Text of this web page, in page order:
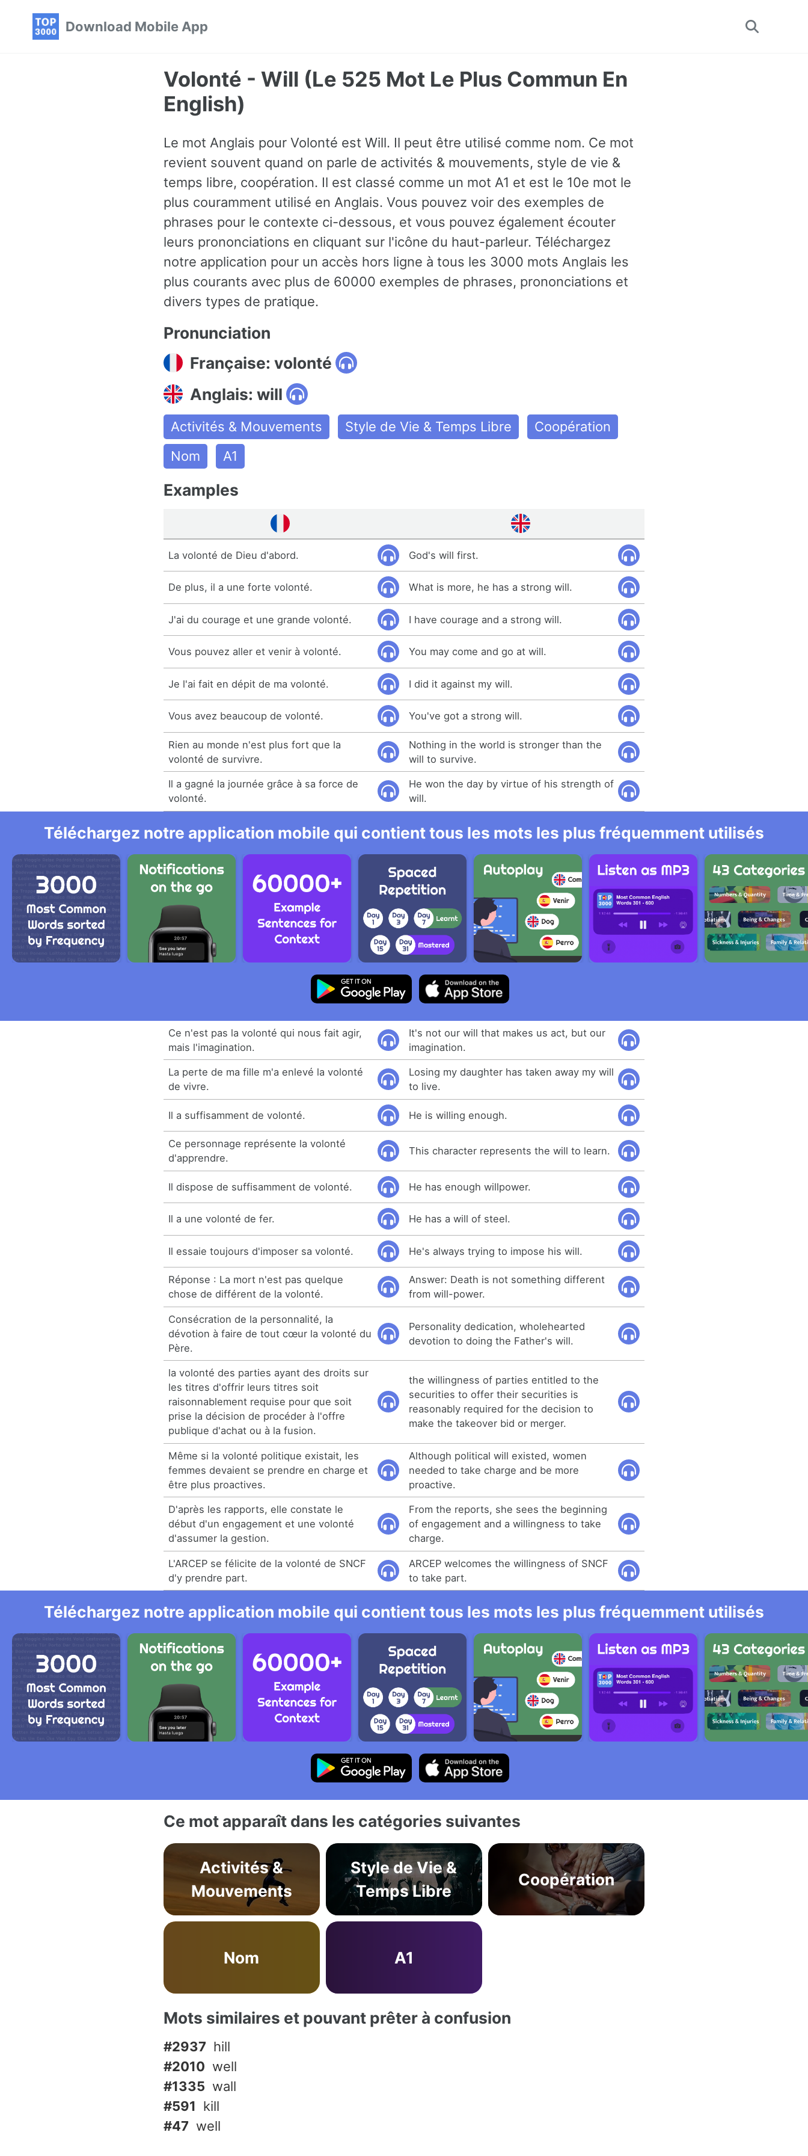
Download Mobile App
Toggle
Volonté - Will (Le 525 Mot Le Plus Commun En
English)
Le mot Anglais pour Volonté est Will. Il peut être utilisé comme nom. Ce mot
revient souvent quand on parle de activités & mouvements, style de vie &
temps libre, coopération. Il est classé comme un mot A1 et est le 10e mot le
plus couramment utilisé en Anglais. Vous pouvez voir des exemples de
phrases pour le contexte ci-dessous, et vous pouvez également écouter
leurs prononciations en cliquant sur l'icône du haut-parleur. Téléchargez
notre application pour un accès hors ligne à tous les 3000 mots Anglais les
plus courants avec plus de 60000 exemples de phrases, prononciations et
divers types de pratique.
Pronunciation
Française: volonté
Anglais: will
Activités & Mouvements Style de Vie & Temps Libre
Coopération
Nom
A1
Examples
La volonté de Dieu d'abord. God's will first.
De plus, il a une forte volonté. What is more, he has a strong will.
J'ai du courage et une grande volonté. I have courage and a strong will.
Vous pouvez aller et venir à volonté. You may come and go at will.
Je l'ai fait en dépit de ma volonté. I did it against my will.
Vous avez beaucoup de volonté. You've got a strong will.
Rien au monde n'est plus fort que la
volonté de survivre.
Nothing in the world is stronger than the
will to survive.
Il a gagné la journée grâce à sa force de
volonté.
He won the day by virtue of his strength of
will.
Téléchargez notre application mobile qui contient tous les mots les plus fréquemment utilisés
Ce n'est pas la volonté qui nous fait agir,
mais l'imagination.
It's not our will that makes us act, but our
imagination.
La perte de ma fille m'a enlevé la volonté
de vivre.
Losing my daughter has taken away my will
to live.
Il a suffisamment de volonté. He is willing enough.
Ce personnage représente la volonté
d'apprendre.
This character represents the will to learn.
Il dispose de suffisamment de volonté. He has enough willpower.
Il a une volonté de fer. He has a will of steel.
Il essaie toujours d'imposer sa volonté. He's always trying to impose his will.
Réponse : La mort n'est pas quelque
chose de différent de la volonté.
Answer: Death is not something different
from will-power.
Consécration de la personnalité, la
dévotion à faire de tout cœur la volonté du
Père.
Personality dedication, wholehearted
devotion to doing the Father's will.
la volonté des parties ayant des droits sur
les titres d'offrir leurs titres soit
raisonnablement requise pour que soit
prise la décision de procéder à l'offre
publique d'achat ou à la fusion.
the willingness of parties entitled to the
securities to offer their securities is
reasonably required for the decision to
make the takeover bid or merger.
Même si la volonté politique existait, les
femmes devaient se prendre en charge et
être plus proactives.
Although political will existed, women
needed to take charge and be more
proactive.
D'après les rapports, elle constate le
début d'un engagement et une volonté
d'assumer la gestion.
From the reports, she sees the beginning
of engagement and a willingness to take
charge.
L'ARCEP se félicite de la volonté de SNCF
d'y prendre part.
ARCEP welcomes the willingness of SNCF
to take part.
Téléchargez notre application mobile qui contient tous les mots les plus fréquemment utilisés
Ce mot apparaît dans les catégories suivantes
Activités &
Mouvements
Style de Vie &
Temps Libre
Coopération
Nom A1
Mots similaires et pouvant prêter à confusion
#2937 hill
#2010 well
#1335 wall
#591 kill
#47 well